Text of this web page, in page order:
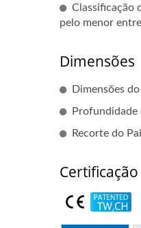
Classificação
pelo menor
Dimensões
Dimensões
Profundidade
Recorte do
Certificação